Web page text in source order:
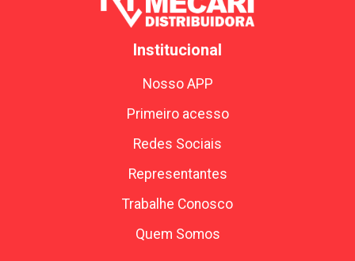
Institucional
Nosso APP
Primeiro acesso
Redes Sociais
Representantes
Trabalhe Conosco
Quem Somos